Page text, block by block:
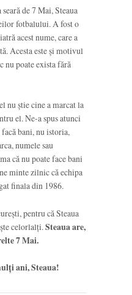
de 7 Mai, Steaua
fotbalului. A fost o
acest nume, care a
Acesta este și motivul
nu poate exista fără
nu știe cine a marcat la
el. Ne-a spus atunci
facă bani, nu istoria,
numele sau
că nu poate face bani
minte zilnic că echipa
finala din 1986.
pentru că Steaua
celorlalți. Steaua are,
7 Mai.
ani, Steaua!